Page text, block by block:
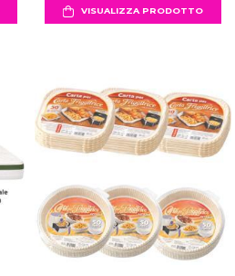
VISUALIZZA PRODOTTO